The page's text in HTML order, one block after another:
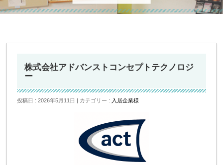
株式会社アドバンストコンセプトテクノロジ
ー
投稿日 : 2026年5月11日 カテゴリー : 入居企業様